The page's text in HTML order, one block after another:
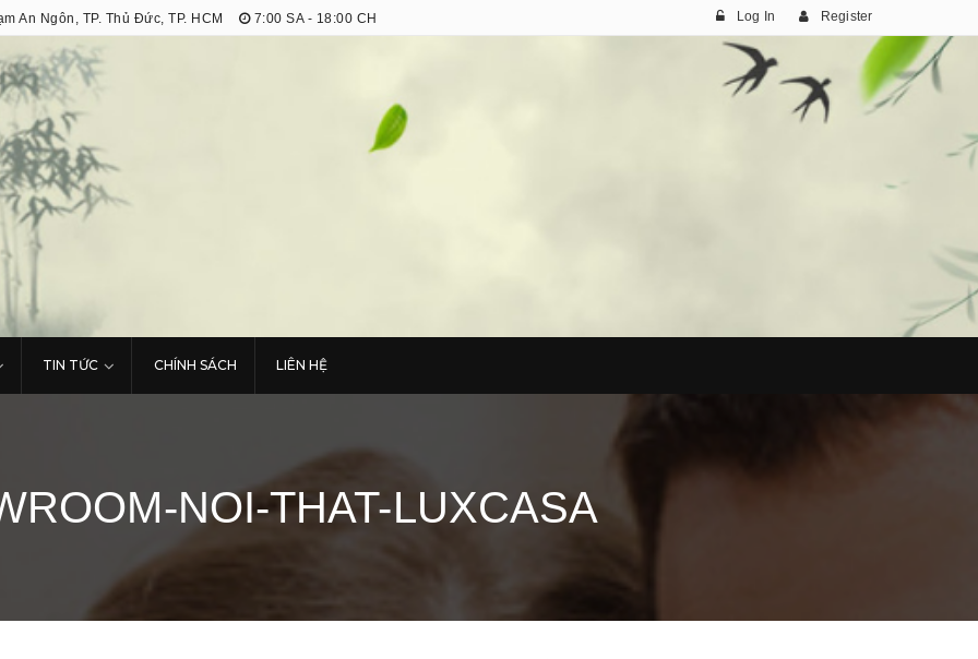
An Ngôn, TP. Thủ Đức, TP. HCM 7:00 SA - 18:00 CH Log In Register
TIN TỨC CHÍNH SÁCH LIÊN HỆ
NOI-THAT-LUXCASA